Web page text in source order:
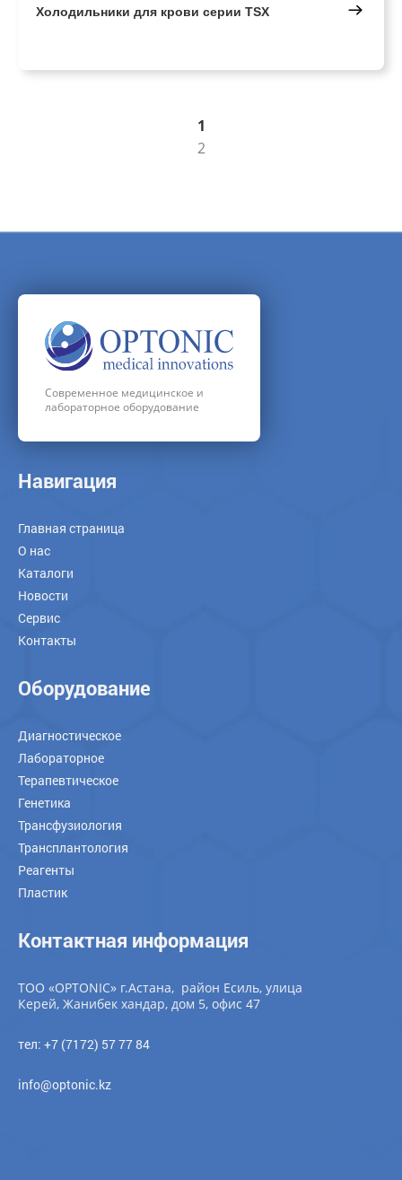
Холодильники для крови серии TSX
1
2
Современное медицинское и
лабораторное оборудование
Навигация
Главная страница
О нас
Каталоги
Новости
Сервис
Контакты
Оборудование
Диагностическое
Лабораторное
Терапевтическое
Генетика
Трансфузиология
Трансплантология
Реагенты
Пластик
Контактная информация
ТОО «OPTONIC» г.Астана, район Есиль, улица
Керей, Жанибек хандар, дом 5, офис 47
тел: +7 (7172) 57 77 84
info@optonic.kz